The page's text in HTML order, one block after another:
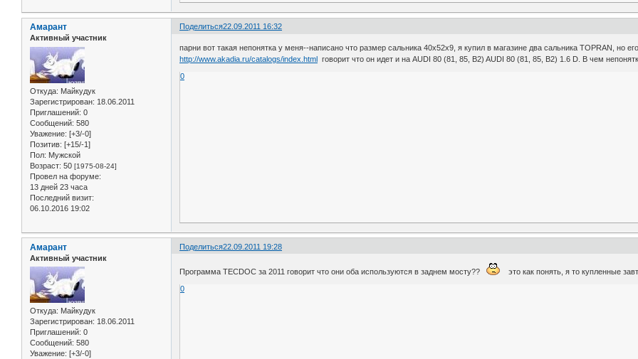
Поделиться22.09.2011 16:32
Амарант
Активный участник
Откуда: Майкудук
Зарегистрирован: 18.06.2011
Приглашений: 0
Сообщений: 580
Уважение: [+3/-0]
Позитив: [+15/-1]
Пол: Мужской
Возраст: 50 [1975-08-24]
Провел на форуме:
13 дней 23 часа
Последний визит:
06.10.2016 19:02
парни вот такая непонятка у меня--написано что размер сальника 40х52х9, я купил в магазине два сальника TOPRAN, но
http://www.akadia.ru/catalogs/index.html говорит что он идет и на AUDI 80 (81, 85, B2) AUDI 80 (81, 85, B2) 1.6 D. В чем
0
Поделиться22.09.2011 19:28
Амарант
Активный участник
Откуда: Майкудук
Зарегистрирован: 18.06.2011
Приглашений: 0
Сообщений: 580
Уважение: [+3/-0]
Программа TECDOC за 2011 говорит что они оба используются в заднем мосту??
это как понять, я то купленные
0